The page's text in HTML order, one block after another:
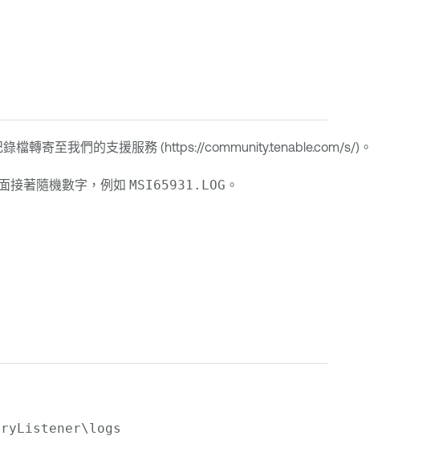
檔轉寄至我們的支援服務 (https://community.tenable.com/s/)。
接著隨機數字，例如 MSI65931.LOG 。